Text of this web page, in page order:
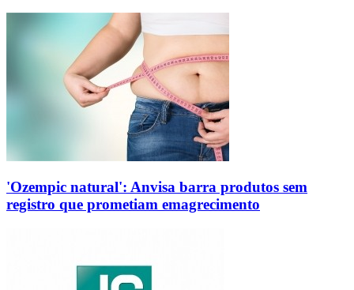
'Ozempic natural': Anvisa barra produtos sem
registro que prometiam emagrecimento